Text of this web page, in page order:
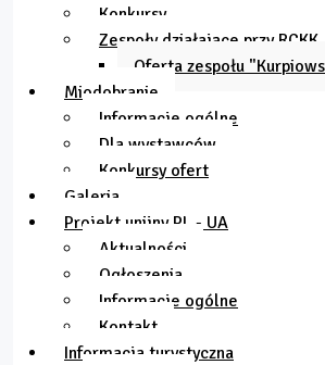
Konkursy
Zespoły działające przy RCKK
Oferta zespołu
Miodobranie
Informacje ogólne
Dla wystawców
Konkursy ofert
Galeria
Projekt unijny PL - UA
Aktualności
Ogłoszenia
Informacje ogólne
Kontakt
Informacja turystyczna